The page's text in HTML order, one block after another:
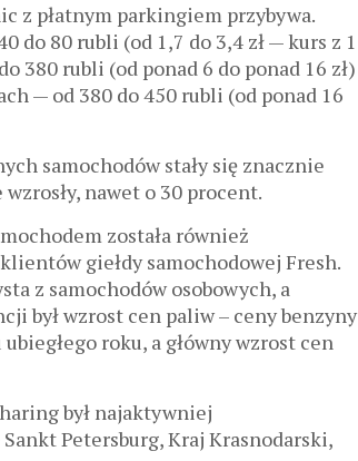
z płatnym parkingiem przybywa.
do 80 rubli (od 1,7 do 3,4 zł — kurs z 1
380 rubli (od ponad 6 do ponad 16 zł)
— od 380 do 450 rubli (od ponad 16
samochodów stały się znacznie
nawet o 30 procent.
została również
giełdy samochodowej Fresh.
z samochodów osobowych, a
był wzrost cen paliw – ceny benzyny
roku, a główny wzrost cen
był najaktywniej
Petersburg, Kraj Krasnodarski,